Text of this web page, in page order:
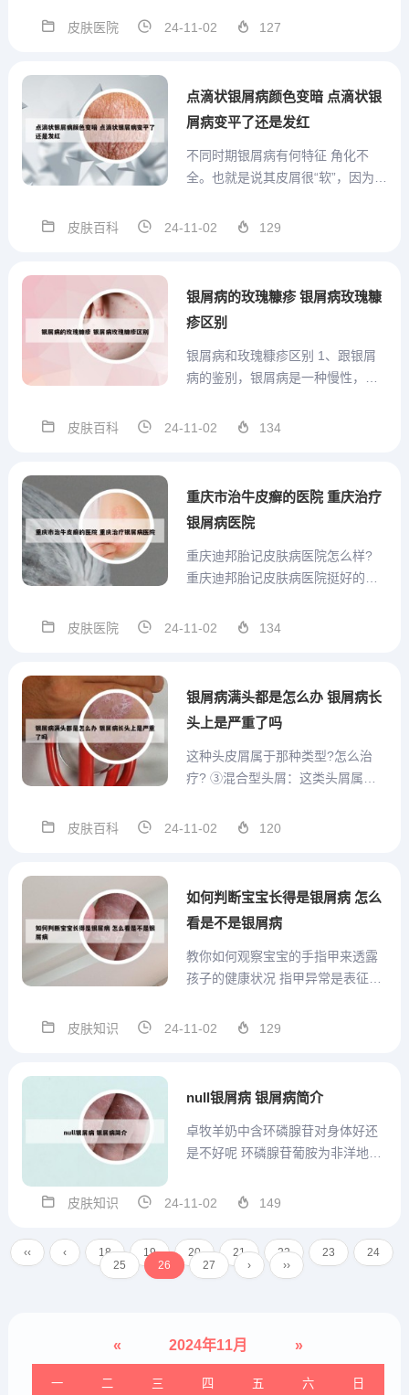
根据患者所在地区和治疗方案而
人卫生，以达到最佳治疗效果。总
皮肤医院 24-11-02 127
点滴状银屑病颜色变暗 点滴状银
屑病变平了还是发红
不同时期银屑病有何特征 角化不
全。也就是说其皮屑很“软”，因为还
变薄或消失。（3）棘层肥厚。
至表皮内，形成Munro 微脓肿。
皮肤百科 24-11-02 129
银屑病的玫瑰糠疹 银屑病玫瑰糠
疹区别
银屑病和玫瑰糠疹区别 1、跟银屑
病的鉴别，银屑病是一种慢性，反
要是鳞屑性红色斑块，表面有大量
炎主要是发生在头面和前胸V字区等
皮肤百科 24-11-02 134
重庆市治牛皮癣的医院 重庆治疗
银屑病医院
重庆迪邦胎记皮肤病医院怎么样?
重庆迪邦胎记皮肤病医院挺好的。
北区松牌路523号，是一所以诊疗白
市医保定点医院。您好！重庆迪邦
皮肤医院 24-11-02 134
银屑病满头都是怎么办 银屑病长
头上是严重了吗
这种头皮屑属于那种类型?怎么治
疗? ③混合型头屑：这类头屑属于
干性头屑的特征，又有大块厚重的
是很难把这类头皮屑清理干净的。
有...
皮肤百科 24-11-02 120
如何判断宝宝长得是银屑病 怎么
看是不是银屑病
教你如何观察宝宝的手指甲来透露
孩子的健康状况 指甲异常是表征，
情况逐一排查。儿童饮食不均衡、
甲表面凹凸不平。儿童体内缺乏VD
皮肤知识 24-11-02 129
null银屑病 银屑病简介
卓牧羊奶中含环磷腺苷对身体好还
是不好呢 环磷腺苷葡胺为非洋地黄
增强心肌收缩力，改善心肌泵血功
代谢，保护缺血缺氧的心肌；能改
善窦房结p细胞功能。羊奶中的天然
皮肤知识 24-11-02 149
‹‹ ‹ 18 19 20 21 22 23
24
25
26 27 › ››
« 2024年11月 »
一 二 三 四 五 六 日